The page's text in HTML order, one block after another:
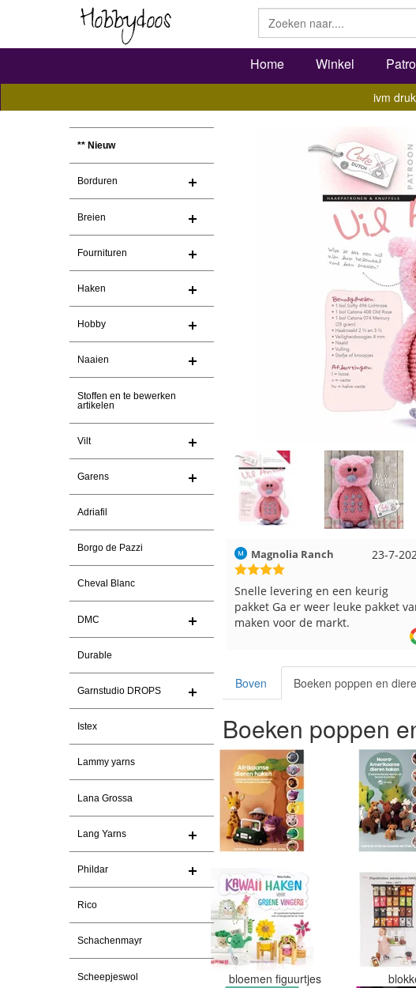
Home Winkel
ivm
** Nieuw
Borduren
Breien
Fournituren
Haken
Hobby
Naaien
Stoffen en te bewerken
artikelen
Vilt
Garens
Adriafil
Borgo de Pazzi
Cheval Blanc
DMC
Durable
Garnstudio DROPS
Istex
Lammy yarns
Lana Grossa
Lang Yarns
Phildar
Rico
Schachenmayr
Scheepjeswol
Magnolia Ranch
Snelle levering en een keurig
pakket Ga er weer leuke pakket van
maken voor de markt.
17-7-
Hilde uit Loyers
Reeds meerdere keren breigaren
en breinaalden besteld, altijd
tevreden over de service.
Boven Boeken poppen en
Boeken poppen
bloemen figuurtjes